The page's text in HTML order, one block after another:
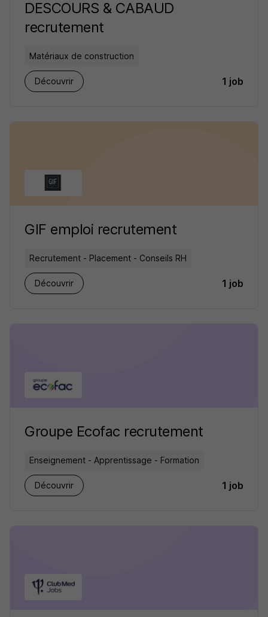
DESCOURS & CABAUD
recrutement
Matériaux de construction
Découvrir 1 job
GIF emploi recrutement
Recrutement - Placement - Conseils RH
Découvrir 1 job
Groupe Ecofac recrutement
Enseignement - Apprentissage - Formation
Découvrir 1 job